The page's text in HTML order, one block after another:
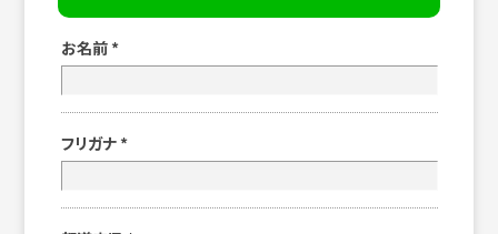
お名前 *
フリガナ *